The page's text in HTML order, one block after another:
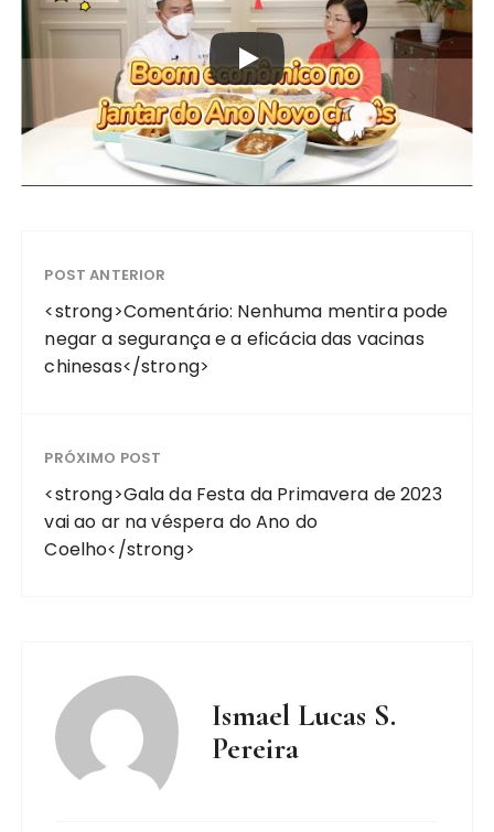
POST ANTERIOR
<strong>Comentário: Nenhuma mentira pode
negar a segurança e a eficácia das vacinas
chinesas</strong>
PRÓXIMO POST
<strong>Gala da Festa da Primavera de 2023
vai ao ar na véspera do Ano do
Coelho</strong>
Ismael Lucas S.
Pereira